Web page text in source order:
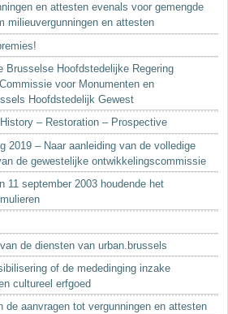
en attesten evenals voor gemengde
milieuvergunningen en attesten
Brusselse Hoofdstedelijke Regering
voor Monumenten en
Hoofdstedelijk Gewest
– Restoration – Prospective
2019 – Naar aanleiding van de volledige
de gewestelijke ontwikkelingscommissie
11 september 2003 houdende het
de diensten van urban.brussels
of de mededinging inzake
cultureel erfgoed
de aanvragen tot vergunningen en attesten